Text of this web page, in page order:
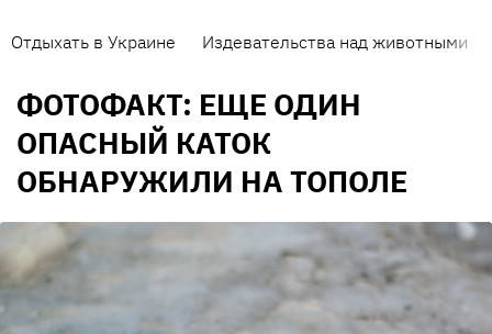
Отдыхать в Украине Издевательства над животными
ФОТОФАКТ: ЕЩЕ ОДИН
ОПАСНЫЙ КАТОК
ОБНАРУЖИЛИ НА ТОПОЛЕ